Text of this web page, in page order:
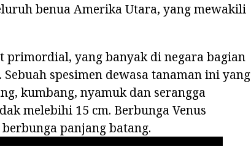
benua Amerika Utara, yang mewakili
primordial, yang banyak di negara bagian
spesimen dewasa tanaman ini yang
kumbang, nyamuk dan serangga
melebihi 15 cm. Berbunga Venus
panjang batang.